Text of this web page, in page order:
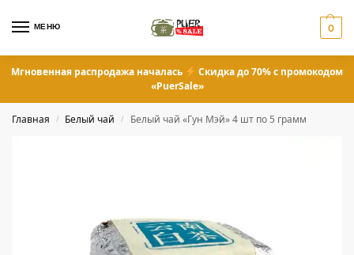
МЕНЮ 0
Мгновенная распродажа началась
Скидка до 70% с промокодом
«PuerSale»
Главная / Белый чай / Белый чай «Гун Мэй» 4 шт по 5 грамм